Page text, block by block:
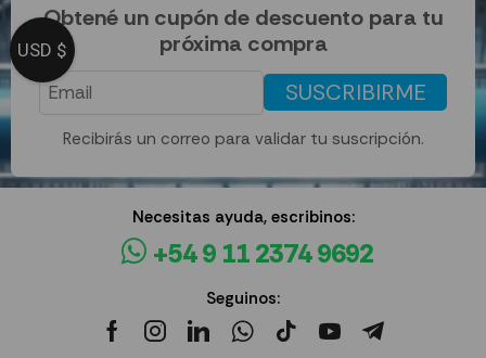
Obtené un cupón de descuento para tu
próxima compra
SUSCRIBIRME
Recibirás un correo para validar tu suscripción.
Necesitas ayuda, escribinos:
+54 9 11 2374 9692
Seguinos:
USD $